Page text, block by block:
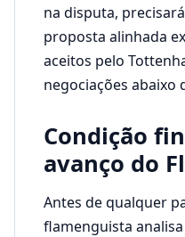
na disputa,
proposta alinhada
aceitos pelo
negociações abaixo
Condição
avanço do
Antes de qualquer
flamenguista